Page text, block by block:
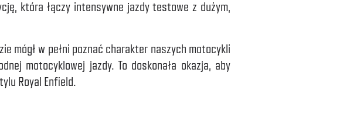
która łączy intensywne jazdy testowe z dużym,
mógł w pełni poznać charakter naszych motocykli
motocyklowej jazdy. To doskonała okazja, aby
Royal Enfield.